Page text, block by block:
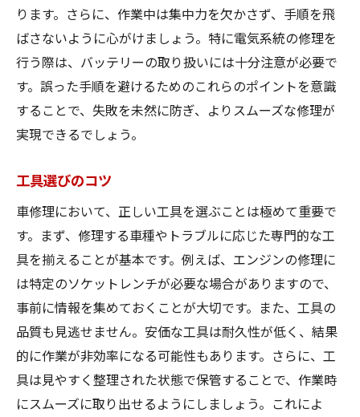
ります。さらに、作業中は集中力を欠かさず、手順を飛
ばさないように心がけましょう。特に電気系統の修理を
行う際は、バッテリーの取り扱いには十分注意が必要で
す。誤った手順を避けるためのこれらのポイントを意識
することで、失敗を未然に防ぎ、よりスムーズな修理が
実現できるでしょう。
工具選びのコツ
車修理において、正しい工具を選ぶことは極めて重要で
す。まず、修理する車種やトラブルに応じた専門的な工
具を揃えることが基本です。例えば、エンジンの修理に
は特定のソケットレンチが必要な場合がありますので、
事前に情報を集めておくことが大切です。また、工具の
品質も見逃せません。安価な工具は耐久性が低く、結果
的に作業が非効率になる可能性もあります。さらに、工
具は見やすく整理された状態で保管することで、作業時
にスムーズに取り出せるようにしましょう。これによ